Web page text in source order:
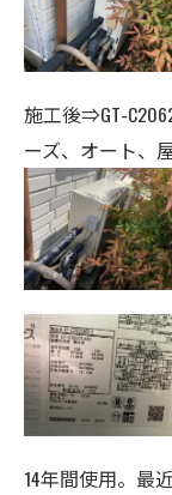
施工後⇒GT-
ーズ、オート、
14年間使用。最